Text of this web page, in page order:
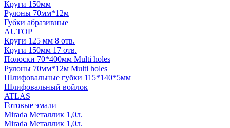
Круги 150мм
Рулоны 70мм*12м
Губки абразивные
AUTOP
Круги 125 мм 8 отв.
Круги 150мм 17 отв.
Полоски 70*400мм Multi holes
Рулоны 70мм*12м Multi holes
Шлифовальные губки 115*140*5мм
Шлифовальный войлок
ATLAS
Готовые эмали
Mirada Металлик 1,0л.
Mirada Металлик 1,0л.